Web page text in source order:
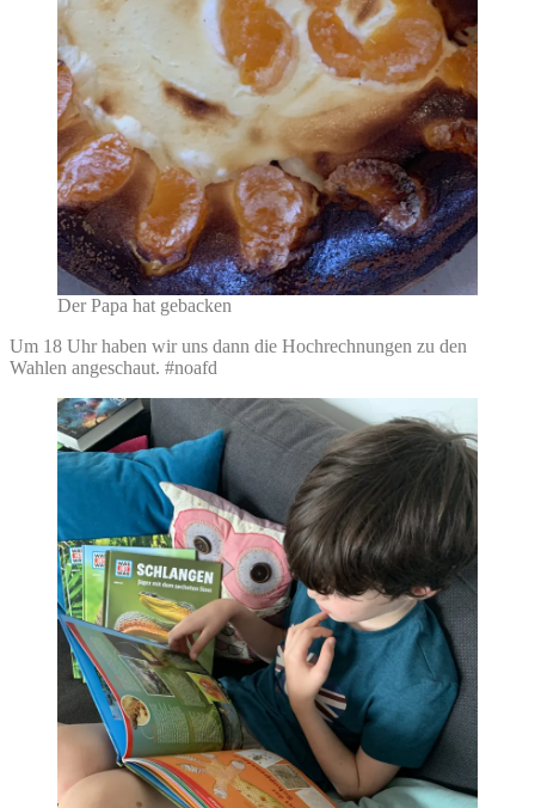
Der Papa hat gebacken
Um 18 Uhr haben wir uns dann die Hochrechnungen zu den
Wahlen angeschaut. #noafd